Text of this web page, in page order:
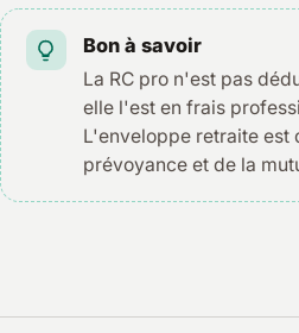
Bon à savoir
La RC pro n'est pas
elle l'est en frais
L'enveloppe retraite est
prévoyance et de la